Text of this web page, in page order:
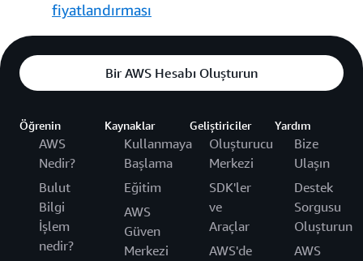
fiyatlandırması
Bir AWS Hesabı Oluşturun
Öğrenin
AWS
Nedir?
Bulut
Bilgi
İşlem
nedir?
Kaynaklar
Kullanmaya
Başlama
Eğitim
AWS
Güven
Merkezi
Geliştiriciler
Oluşturucu
Merkezi
SDK'ler
ve
Araçlar
AWS'de
Yardım
Bize
Ulaşın
Destek
Sorgusu
Oluşturun
AWS